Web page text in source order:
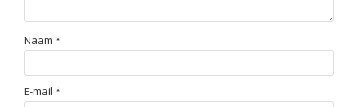
Naam *
E-mail *